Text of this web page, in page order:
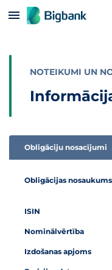
Pāriet uz saturu
NOTEIKUMI UN
Informācijas tabula par
Obligāciju nosacījumi
Obligācijas nosaukums
ISIN
Nominālvērtība
Izdošanas apjoms